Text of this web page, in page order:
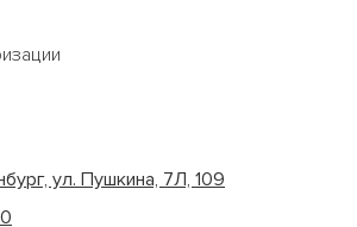
ул. Пушкина, 7Л, 109